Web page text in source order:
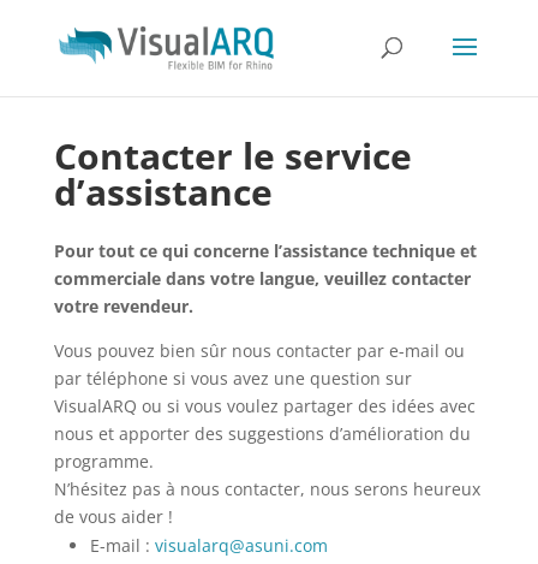
Contacter le service
d’assistance
Pour tout ce qui concerne l’assistance technique et
commerciale dans votre langue, veuillez contacter
votre revendeur.
Vous pouvez bien sûr nous contacter par e-mail ou
par téléphone si vous avez une question sur
VisualARQ ou si vous voulez partager des idées avec
nous et apporter des suggestions d’amélioration du
programme.
N’hésitez pas à nous contacter, nous serons heureux
de vous aider !
E-mail : visualarq@asuni.com